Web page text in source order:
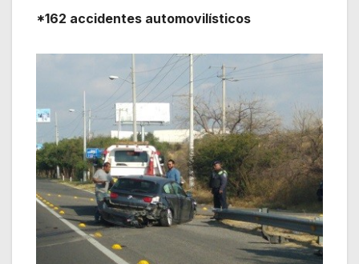
*162 accidentes automovilísticos